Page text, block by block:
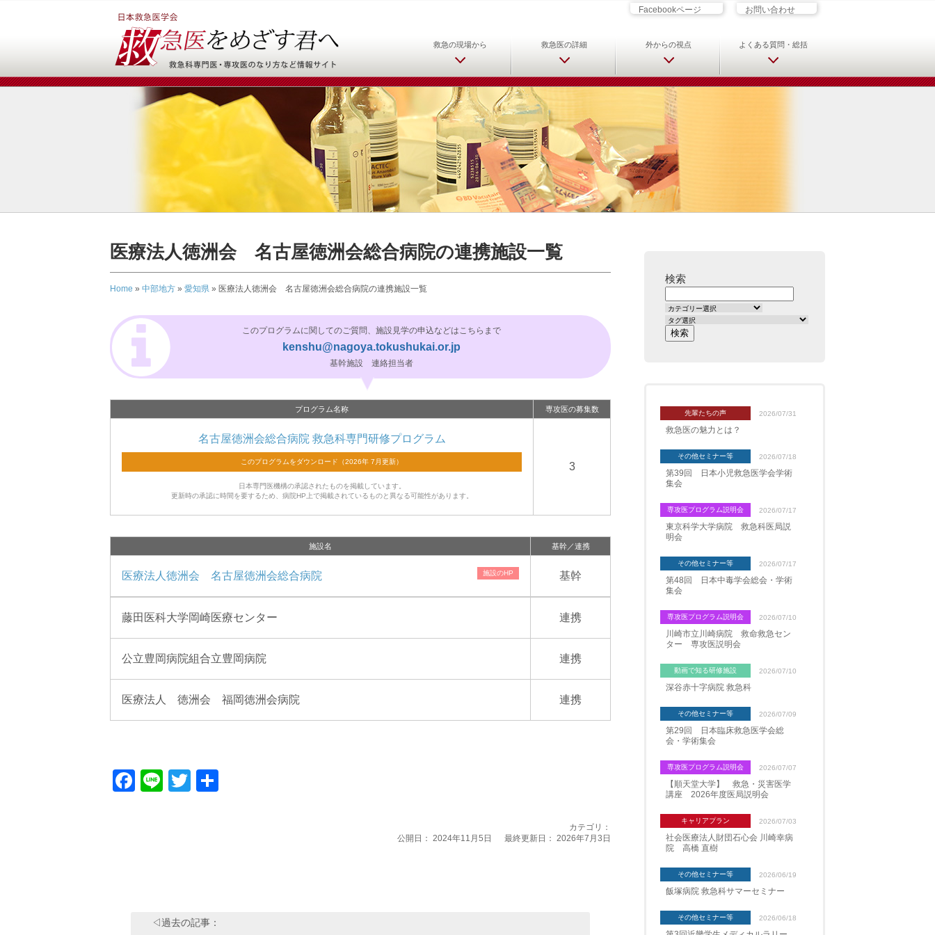
日本救急医学会 救急医をめざす君へ 救急科専門医・専攻医
Facebookページ お問い合わせ
救急の現場から 救急医の詳細 外からの視点 よくある質問・総括
医療法人徳洲会 名古屋徳洲会総合病院の連携施設一覧
Home » 中部地方 » 愛知県 » 医療法人徳洲会 名古屋徳洲会総合病院の連携施設一覧
このプログラムに関してのご質問、施設見学の申込などはこちらまで
kenshu@nagoya.tokushukai.or.jp
基幹施設 連絡担当者
プログラム名称 専攻医の募集数
名古屋徳洲会総合病院 救急科専門研修プログラム
日本専門医機構の承認されたものを掲載しています。
更新時の承認に時間を要するため、病院HP上で掲載されているものと異なる可能性があります。
3
施設名 基幹／連携
医療法人徳洲会 名古屋徳洲会総合病院 基幹
藤田医科大学岡崎医療センター 連携
公立豊岡病院組合立豊岡病院 連携
医療法人 徳洲会 福岡徳洲会病院 連携
Facebook
LineTwitter
カテゴリ：
公開日： 2024年11月5日 最終更新日： 2026年7月3日
◁過去の記事：
検索
先輩たちの声 2026/07/31
救急医の魅力とは？
その他セミナー等 2026/07/18
第39回 日本小児救急医学会学術
集会
専攻医プログラム説明会 2026/07/17
東京科学大学病院 救急科医局説
明会
その他セミナー等 2026/07/17
第48回 日本中毒学会総会・学術
集会
専攻医プログラム説明会 2026/07/10
川崎市立川崎病院 救命救急セン
ター 専攻医説明会
動画で知る研修施設 2026/07/10
深谷赤十字病院 救急科
その他セミナー等 2026/07/09
第29回 日本臨床救急医学会総
会・学術集会
専攻医プログラム説明会 2026/07/07
【順天堂大学】 救急・災害医学
講座 2026年度医局説明会
キャリアプラン 2026/07/03
社会医療法人財団石心会 川崎幸病
院 高橋 直樹
その他セミナー等 2026/06/19
飯塚病院 救急科サマーセミナー
その他セミナー等 2026/06/18